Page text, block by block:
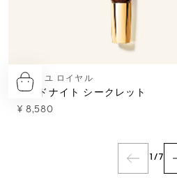
アベイユ ロイヤル
ミッドナイト シークレット
¥ 8,580
/ 7